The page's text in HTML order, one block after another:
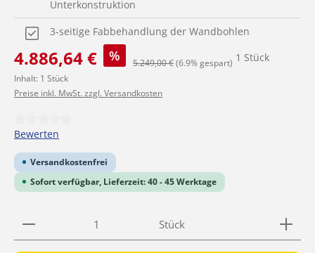
Unterkonstruktion
3-seitige Fabbehandlung der Wandbohlen
Verkaufspreis:
4.886,64 € % Regulärer Preis:
5.249,00 €(6.9% gespart) 1 Stück
Inhalt: 1 Stück
Preise inkl. MwSt. zzgl. Versandkosten
Durchschnittliche Bewertung von 0 von 5 Sternen
Bewerten
Versandkostenfrei
Sofort verfügbar, Lieferzeit: 40 - 45 Werktage
Produkt Anzahl: Gib den gewünschten Wert ein
Stück